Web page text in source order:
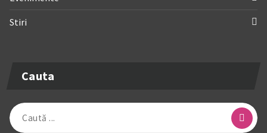
Stiri
Cauta
Caută
după: